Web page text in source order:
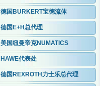
德国BURKERT宝德流体
德国E+H总代理
美国纽曼帝克NUMATICS
HAWE代表处
德国REXROTH力士乐总代理